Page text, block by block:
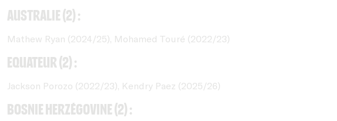
Australie (2) :
Mathew Ryan (2024/25), Mohamed Touré (2022/23)
Equateur (2) :
Jackson Porozo (2022/23), Kendry Paez (2025/26)
Bosnie Herzégovine (2) :